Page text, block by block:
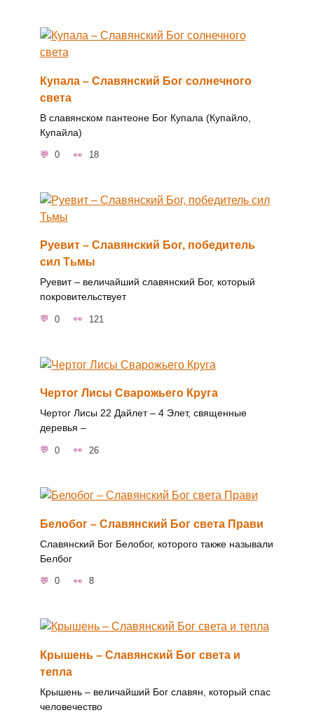
Купала – Славянский Бог солнечного
света
В славянском пантеоне Бог Купала (Купайло,
Купайла)
0 18
Руевит – Славянский Бог, победитель
сил Тьмы
Руевит – величайший славянский Бог, который
покровительствует
0 121
Чертог Лисы Сварожьего Круга
Чертог Лисы 22 Дайлет ‒ 4 Элет, священные
деревья ‒
0 26
Белобог – Славянский Бог cвета Прави
Славянский Бог Белобог, которого также называли
Белбог
0 8
Крышень – Славянский Бог света и
тепла
Крышень – величайший Бог славян, который спас
человечество